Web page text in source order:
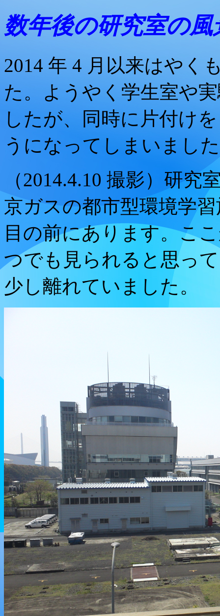
数年後の研究室の風
2014 年 4 月以来はやく
た。ようやく学生室や
したが、同時に片付け
うになってしまいまし
（2014.4.10 撮影）研
京ガスの都市型環境学
目の前にあります。こ
つでも見られると思っ
少し離れていました。